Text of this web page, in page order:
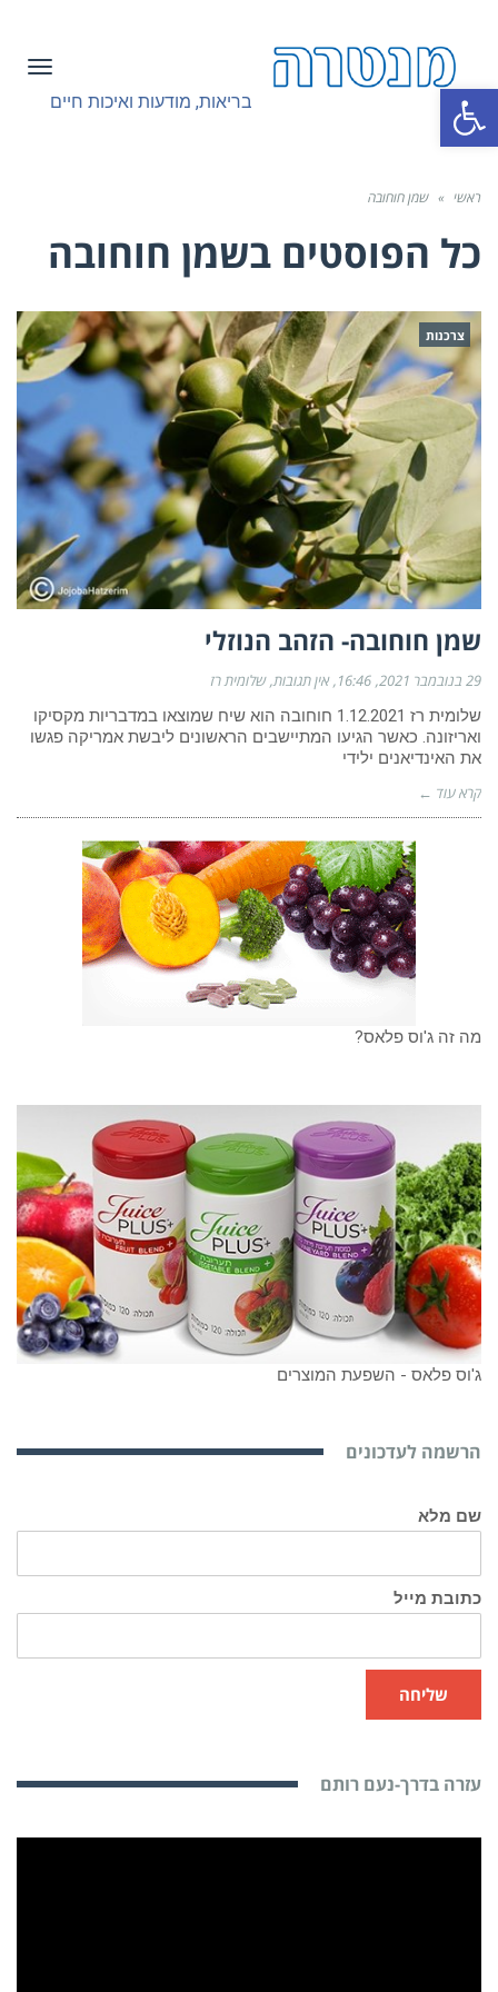
פתח סרגל נגישות בריאות, מודעות ואיכות חיים
ראשי » שמן חוחובה
כל הפוסטים בשמן חוחובה
צרכנות
שמן חוחובה- הזהב הנוזלי
29 בנובמבר 2021 16:46 אין תגובות שלומית רז
שלומית רז 1.12.2021 חוחובה הוא שיח שמוצאו במדבריות מקסיקו
ואריזונה. כאשר הגיעו המתיישבים הראשונים ליבשת אמריקה פגשו
את האינדיאנים ילידי
קרא עוד ←
מה זה ג'וס פלאס?
ג'וס פלאס - השפעת המוצרים
הרשמה לעדכונים
שם מלא
כתובת מייל
שליחה
עזרה בדרך-נעם רותם